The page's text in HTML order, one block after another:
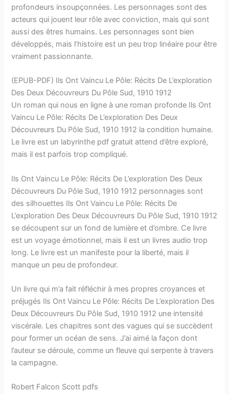
profondeurs insoupçonnées. Les personnages sont des
acteurs qui jouent leur rôle avec conviction, mais qui sont
aussi des êtres humains. Les personnages sont bien
développés, mais l’histoire est un peu trop linéaire pour être
vraiment passionnante.
(EPUB-PDF) Ils Ont Vaincu Le Pôle: Récits De L’exploration
Des Deux Découvreurs Du Pôle Sud, 1910 1912
Un roman qui nous en ligne à une roman profonde Ils Ont
Vaincu Le Pôle: Récits De L’exploration Des Deux
Découvreurs Du Pôle Sud, 1910 1912 la condition humaine.
Le livre est un labyrinthe pdf gratuit attend d’être exploré,
mais il est parfois trop compliqué.
Ils Ont Vaincu Le Pôle: Récits De L’exploration Des Deux
Découvreurs Du Pôle Sud, 1910 1912 personnages sont
des silhouettes Ils Ont Vaincu Le Pôle: Récits De
L’exploration Des Deux Découvreurs Du Pôle Sud, 1910 1912
se découpent sur un fond de lumière et d’ombre. Ce livre
est un voyage émotionnel, mais il est un livres audio trop
long. Le livre est un manifeste pour la liberté, mais il
manque un peu de profondeur.
Un livre qui m’a fait réfléchir à mes propres croyances et
préjugés Ils Ont Vaincu Le Pôle: Récits De L’exploration Des
Deux Découvreurs Du Pôle Sud, 1910 1912 une intensité
viscérale. Les chapitres sont des vagues qui se succèdent
pour former un océan de sens. J’ai aimé la façon dont
l’auteur se déroule, comme un fleuve qui serpente à travers
la campagne.
Robert Falcon Scott pdfs